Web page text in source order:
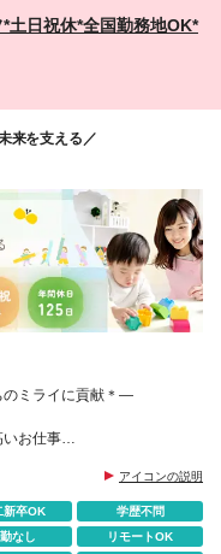
岐阜/石川/富山/福井 ◆近
/滋賀 ◆中国・四
/熊本/鹿児島/大分/宮崎/沖
当社関連勤務地
⼟⽇祝休*全国勤務地OK*
来を支える／
のミライに貢献＊―
お仕事
アイコンの説明
新卒OK
学歴不問
なし リモートOK